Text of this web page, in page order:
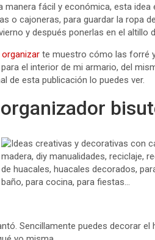
manera fácil y económica, esta idea
o cajoneras, para guardar la ropa
y después ponerlas en el altillo
te muestro cómo las forré
el interior de mi armario, del
de esta publicación lo puedes ver.
Sencillamente puedes decorar